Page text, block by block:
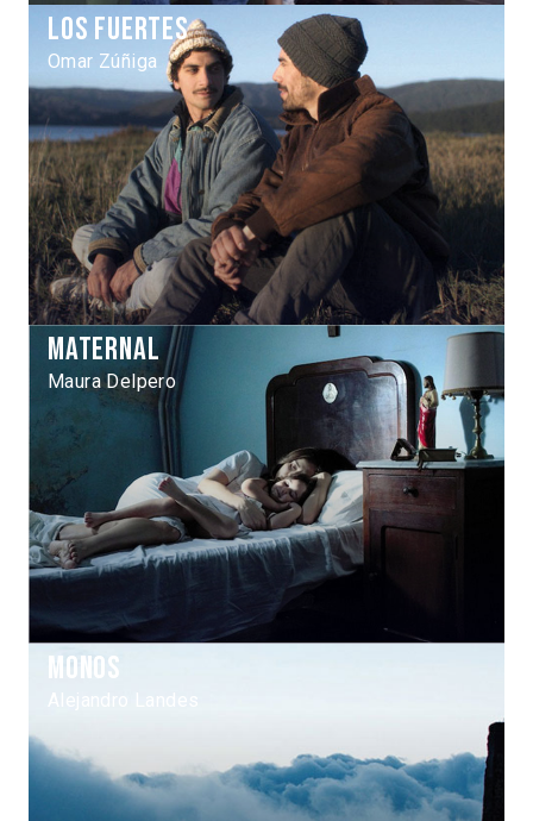
Los Fuertes
Omar Zúñiga
Maternal
Maura Delpero
Monos
Alejandro Landes